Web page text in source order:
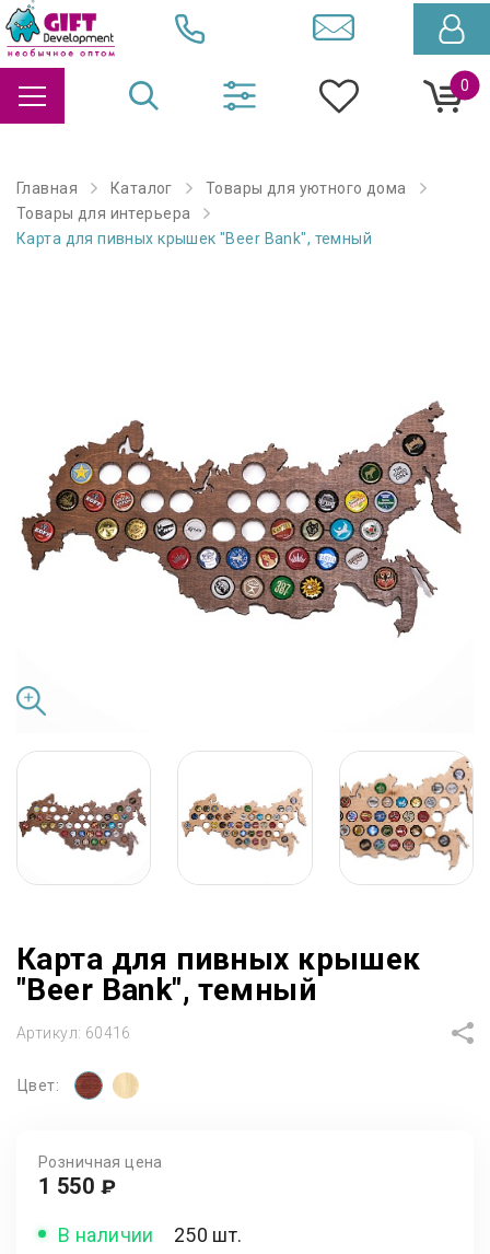
0
Главная Каталог
Товары для уютного дома
Товары для интерьера
Карта для пивных крышек "Beer Bank", темный
Карта для пивных крышек
"Beer Bank", темный
Артикул: 60416
Цвет:
Розничная цена
1 550 ₽
В наличии 250 шт.